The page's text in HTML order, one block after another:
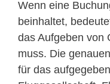
Wenn eine
beinhaltet,
das Aufgeben von
muss. Die
für das